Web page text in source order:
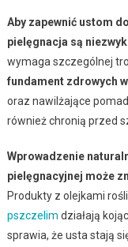
Aby zapewnić ustom
pielęgnacja są
wymaga szczególnej
fundament zdrowych
oraz nawilżające
również chronią przed
Wprowadzenie
pielęgnacyjnej może
Produkty z olejkami
pszczelim działają
sprawia, że usta stają